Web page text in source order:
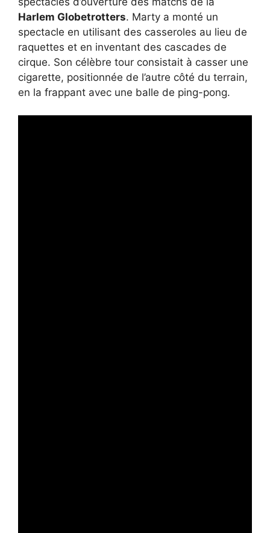
Harlem Globetrotters. Marty a monté un
spectacle en utilisant des casseroles au lieu de
raquettes et en inventant des cascades de
cirque. Son célèbre tour consistait à casser une
cigarette, positionnée de l’autre côté du terrain,
en la frappant avec une balle de ping-pong.